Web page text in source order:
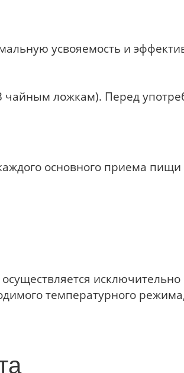
усвояемость и
чайным ложкам). Перед
основного приема пищи
температурного